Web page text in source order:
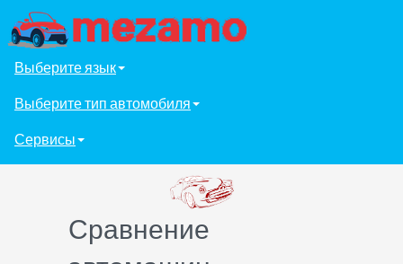
Выберите язык
Выберите тип автомобиля
Сервисы
Сравнение